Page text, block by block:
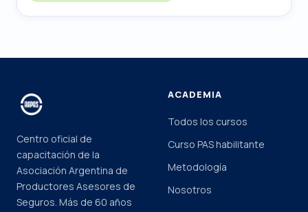
Centro oficial de
capacitación de la
Asociación Argentina de
Productores Asesores de
Seguros. Más de 60 años
ACADEMIA
Todos los cursos
Curso PAS habilitante
Metodología
Nosotros